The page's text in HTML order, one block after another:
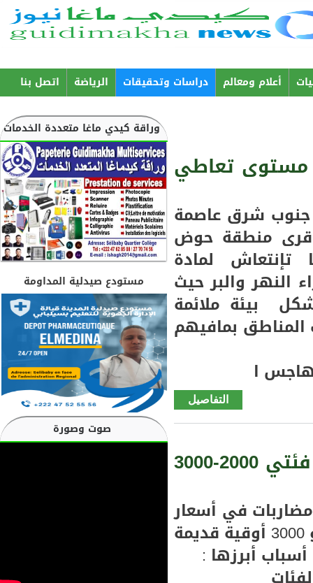
contenu
principal
أعلام ومعالم دراسات وتحقيقات الرياضة اتصل بنا
وراقة كيدي ماغا متعددة الخدمات
مستودع صيدلية المداومة
صوت وصورة
تعاطي
جنوب شرق عاصمة
قرى منطقة حوض
تإنتعاش لمادة
والبر حيث
بيئة ملائمة
بمافيهم
ا
التفاصيل
de جنوب
سيلبابي
مذهلة
تعاطي
وتسويق
سيلبابي مضاربا ت في السوق في أسعار فئتي 2000-3000
في أسعار
بطاقات التزويد من فئتي 2000 و 3000 أوقية قديمة
أبرزها :